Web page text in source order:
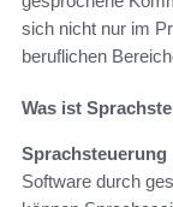
sich nicht nur im
beruflichen
Was ist
Sprachsteuerung
Software durch